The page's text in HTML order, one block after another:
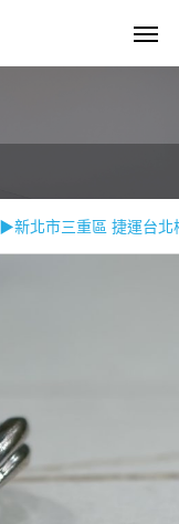
▶新北市三重區 捷運台